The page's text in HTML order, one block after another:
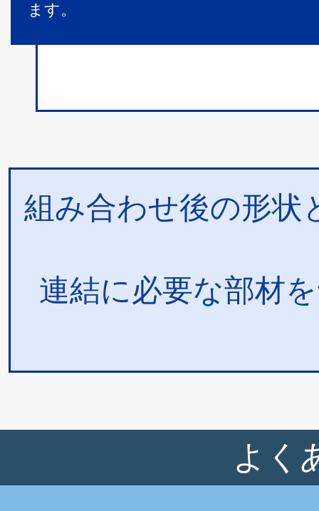
ます。
組み合わせ後の形状
連結に必要な部材
よく